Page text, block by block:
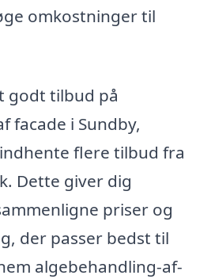
omkostninger til
godt tilbud på
facade i Sundby,
flere tilbud fra
Dette giver dig
priser og
der passer bedst til
algebehandling-af-